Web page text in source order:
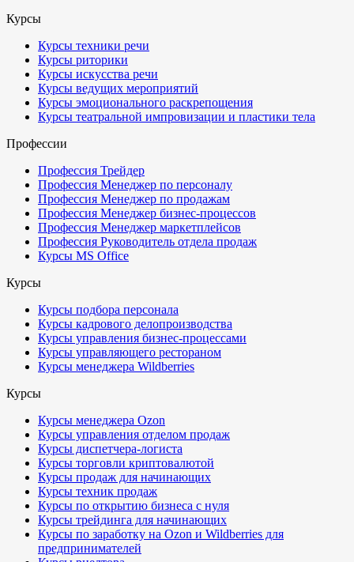
Курсы
Курсы техники речи
Курсы риторики
Курсы искусства речи
Курсы ведущих мероприятий
Курсы эмоционального раскрепощения
Курсы театральной импровизации и пластики тела
Профессии
Профессия Трейдер
Профессия Менеджер по персоналу
Профессия Менеджер по продажам
Профессия Менеджер бизнес-процессов
Профессия Менеджер маркетплейсов
Профессия Руководитель отдела продаж
Курсы MS Office
Курсы
Курсы подбора персонала
Курсы кадрового делопроизводства
Курсы управления бизнес-процессами
Курсы управляющего рестораном
Курсы менеджера Wildberries
Курсы
Курсы менеджера Ozon
Курсы управления отделом продаж
Курсы диспетчера-логиста
Курсы торговли криптовалютой
Курсы продаж для начинающих
Курсы техник продаж
Курсы по открытию бизнеса с нуля
Курсы трейдинга для начинающих
Курсы по заработку на Ozon и Wildberries для
предпринимателей